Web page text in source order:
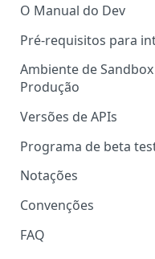
O Manual do Dev
Pré-requisitos para
Ambiente de Sandbox
Produção
Versões de APIs
Programa de beta
Notações
Convenções
HATEOAS
FAQ